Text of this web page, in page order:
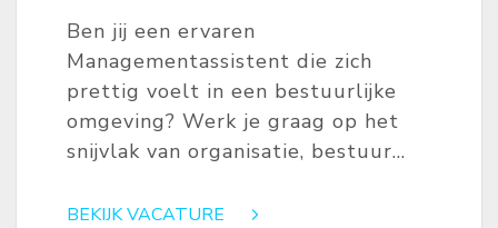
Ben jij een ervaren
Managementassistent die zich
prettig voelt in een bestuurlijke
omgeving? Werk je graag op het
snijvlak van organisatie, bestuur...
BEKIJK VACATURE